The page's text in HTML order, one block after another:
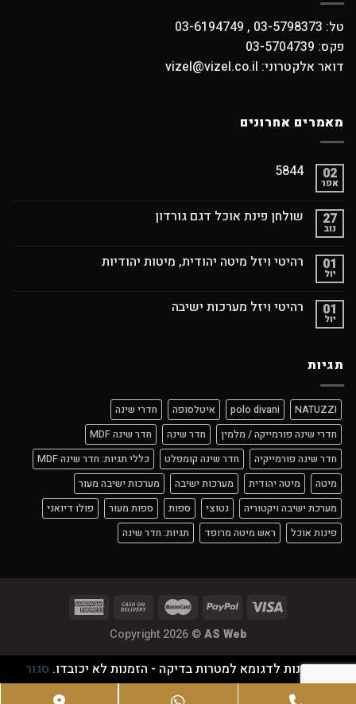
טל: 03-5798373 , 03-6194749
פקס: 03-5704739
דואר אלקטרוני: vizel@vizel.co.il
מאמרים אחרונים
02
אפר
5844
27
נוב
שולחן פינת אוכל דגם גורדון
01
יול
רהיטי ויזל מיטה יהודית, מיטות יהודיות
01
יול
רהיטי ויזל מערכות ישיבה
תגיות
NATUZZI
polo divani איטלסופה
חדרי שינה
חדרי שינה פורמייקה / מלמין
חדר שינה
חדר שינה MDF
חדר שינה פורמייקיה
חדר שינה קומפלט
כללי תגיות: חדר שינה MDF
מיטה
מיטה יהודית מערכות ישיבה
מערכות ישיבה מעור
מערכת ישיבה ויקטוריה
נטוצי ספות ספות מעור
פולו דיואני
פינות אוכל
ראש מיטה מרופד תגיות: חדר שינה
Copyright 2026 ©AS Web
זוהי חנות לדגומא למטרות בדיקה - הזמנות לא יכובדו. סגור